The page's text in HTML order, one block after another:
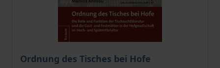
Ordnung des Tisches bei Hofe
The price depends on the options chosen on the